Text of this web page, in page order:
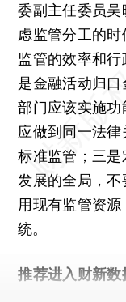
委副主任委员
虑监管分工的
监管的效率和
是金融活动归
部门应该实施功
应做到同一法律
标准监管；三
发展的全局，
用现有监管资
统。
推荐进入 财新数